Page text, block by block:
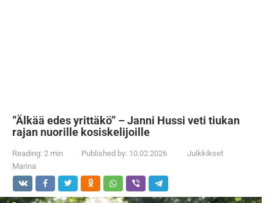
”Älkää edes yrittäkö” – Janni Hussi veti tiukan
rajan nuorille kosiskelijoille
Reading: 2 min Published by: 10.02.2026
Julkkikset
Marina